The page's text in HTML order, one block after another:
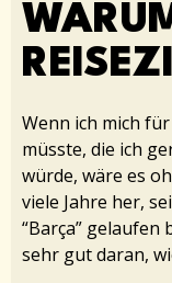
Wenn ich mich
müsste, die ich
würde, wäre es
viele Jahre her,
“Barça” gelaufen
sehr gut daran,